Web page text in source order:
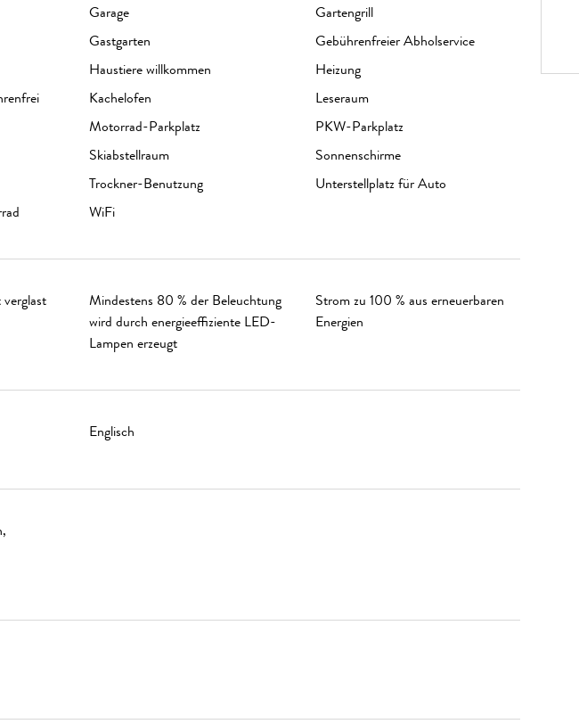
Garage
Gartengrill
Gastgarten
Gebührenfreier Abholservice
Haustiere willkommen
Heizung
Kachelofen
Leseraum
Motorrad-Parkplatz
PKW-Parkplatz
Skiabstellraum
Sonnenschirme
Trockner-Benutzung
Unterstellplatz für Auto
WiFi
verglast
Mindestens 80 % der Beleuchtung
wird durch energieeffiziente LED-
Lampen erzeugt
Strom zu 100 % aus erneuerbaren
Energien
Englisch